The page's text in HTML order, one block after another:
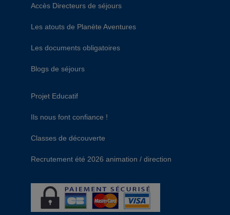
Accès Directeurs de séjours
Les atouts de Planète Aventures
Les documents obligatoires
Blogs de séjours
Projet Educatif
Ils nous font confiance !
Classes de découverte
Recrutement été 2026 animation / direction